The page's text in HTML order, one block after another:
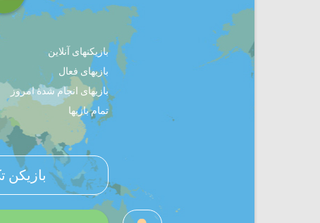
بازیکنهای آنلاین
بازیهای فعال
بازیهای انجام شدۀ امروز
تمام بازیها
بازیکن